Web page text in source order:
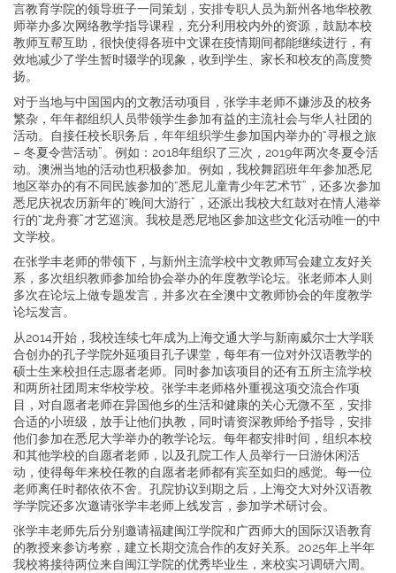
言教育学院的领导班子一同策划，安排专职人员为新州各地华校教
师举办多次网络教学指导课程，充分利用校内外的资源，鼓励本校
教师互帮互助，很快使得各班中文课在疫情期间都能继续进行，有
效地减少了学生暂时辍学的现象，收到学生、家长和校友的高度赞
扬。
对于当地与中国国内的文教活动项目，张学丰老师不嫌涉及的校务
繁杂，年年都组织人员带领学生参加有益的主流社会与华人社团的
活动。自接任校长职务后，年年组织学生参加国内举办的“寻根之旅
– 冬夏令营活动”。例如：2018年组织了三次，2019年两次冬夏令活
动。澳洲当地的活动也积极参加。例如，我校舞蹈班年年参加悉尼
地区举办的有不同民族参加的“悉尼儿童青少年艺术节”，还多次参加
悉尼庆祝农历新年的“晚间大游行”，还派出我校大红鼓对在情人港举
行的“龙舟赛”才艺巡演。我校是悉尼地区参加这些文化活动唯一的中
文学校。
在张学丰老师的带领下，与新州主流学校中文教师写会建立友好关
系，多次组织教师参加给协会举办的年度教学论坛。张老师本人则
多次在论坛上做专题发言，并多次在全澳中文教师协会的年度教学
论坛发言。
从2014开始，我校连续七年成为上海交通大学与新南威尔士大学联
合创办的孔子学院外延项目孔子课堂，每年有一位对外汉语教学的
硕士生来校担任志愿者老师。同时参加该项目的还有五所主流学校
和两所社团周末华校学校。张学丰老师格外重视这项交流合作项
目，对自愿者老师在异国他乡的生活和健康的关心无微不至，安排
合适的小班级，放手让他们执教，同时请资深教师给予指导，安排
他们参加在悉尼大学举办的教学论坛。每年都安排时间，组织本校
和其他学校的自愿者老师，以及孔院工作人员举行一日游休闲活
动，使得每年来校任教的自愿者老师都有宾至如归的感觉。每一位
老师离任时都依依不舍。孔院协议到期之后，上海交大对外汉语教
学学院还多次邀请张学丰老师上线发言，参加学术研讨会。
张学丰老师先后分别邀请福建闽江学院和广西师大的国际汉语教育
的教授来参访考察，建立长期交流合作的友好关系。2025年上半年
我校将接待两位来自闽江学院的优秀毕业生，来校实习调研六周。